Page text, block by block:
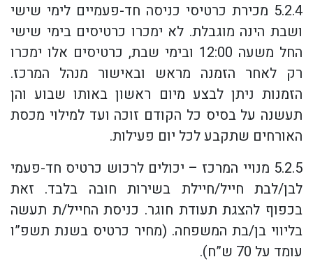
5.2.4 מכירת כרטיסי כניסה חד-פעמיים לימי שישי
ושבת הינה מוגבלת. לא ימכרו כרטיסים בימי שישי
החל משעה 12:00 ובימי שבת, כרטיסים אלו ימכרו
רק לאחר הזמנה מראש ובאישור מנהל המרכז.
הזמנות ניתן לבצע מיום ראשון באותו שבוע והן
תעשנה על בסיס כל הקודם זוכה ועד למילוי מכסת
האורחים שתקבע לכל יום פעילות.
5.2.5 מנויי המרכז – יכולים לרכוש כרטיס חד-פעמי
לבן/לבת חייל/חיילת בשירות חובה בלבד. זאת
בכפוף להצגת תעודת חוגר. כניסת החייל/ת תעשה
בליווי בן/בת המשפחה. (מחיר כרטיס בשנת תשפ”ו
עומד על 70 ש”ח).